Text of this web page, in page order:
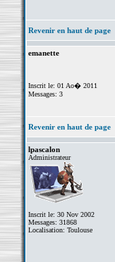
Revenir en haut de page
emanette
Inscrit le: 01 Ao� 2011
Messages: 3
Revenir en haut de page
lpascalon
Administrateur
Inscrit le: 30 Nov 2002
Messages: 31868
Localisation: Toulouse